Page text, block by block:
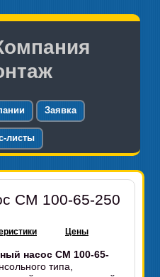
Заявка
листы
СМ 100-65-250
Цены
насос СМ 100-65-
типа,